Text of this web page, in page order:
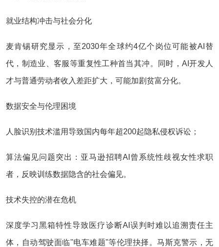
就业结构冲击与社会分化
麦肯锡研究显示，至2030年全球约4亿个岗位可能被AI替
代，制造业、客服等重复性工种首当其冲。同时，AI开发人
才与普通劳动者收入差距扩大，可能加剧贫富分化。
数据安全与伦理困境
人脸识别技术滥用导致国内每年超200起隐私侵权诉讼；
算法偏见问题突出：亚马逊招聘AI曾系统性歧视女性求职
者，反映训练数据隐含的社会偏见。
技术失控的潜在危机
深度学习黑箱特性导致医疗诊断AI误判时难以追溯责任主
体，自动驾驶面临"电车难题"等伦理抉择。马斯克警示，无